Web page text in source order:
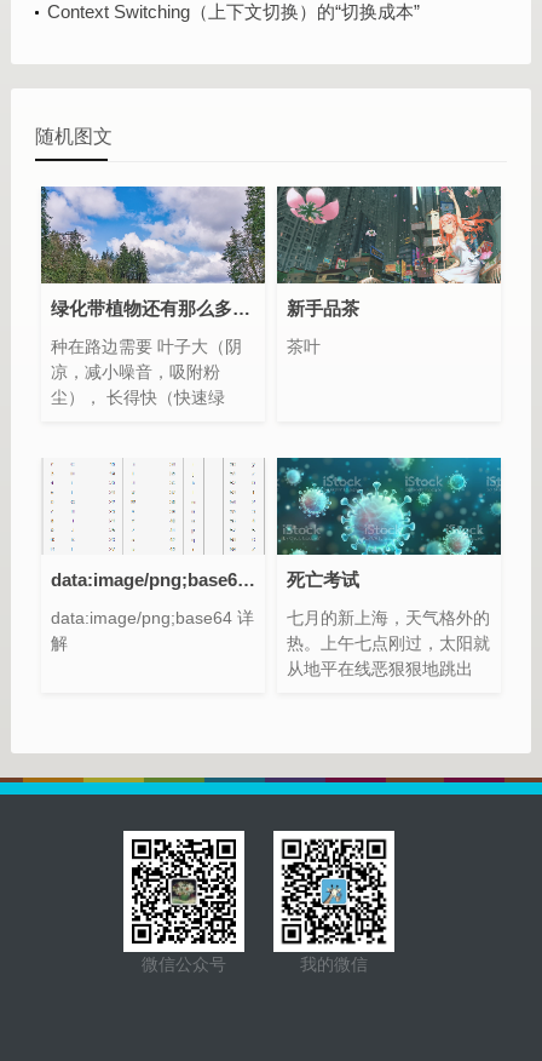
黑幕！
Context Switching（上下文切换）的“切换成本”
随机图文
绿化带植物还有那么多讲究？
种在路边需要 叶子大（阴
凉，减小噪音，吸附粉
尘）， 长得快（快速绿
（长时间阴凉）， 耐寒抗
冻（好生养）， 不能是同
一个品种，得交叉种植（不
至于得病全死了） 不能种
桉树之类的（有毒，对人不
新手品茶
茶叶
data:image/png;base64 详解
data:image/png;base64 详
解
死亡考试
七月的新上海，天气格外的
热。上午七点刚过，太阳就
从地平在线恶狠狠地跳出
的地方，比如车站旁边就生
路拓宽之后新载下去的，比
一次性筷子粗不了不少。原
先这里倒是生了一排一个人
抱不过来的大树，据说都是
长了将近百年的，可惜这些
老树都在城市道路拓宽工程
微信公众号 我的微信